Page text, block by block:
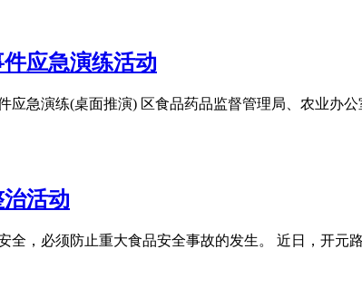
应急演练活动
急演练(桌面推演) 区食品药品监督管理局、农业办
活动
，必须防止重大食品安全事故的发生。 近日，开元